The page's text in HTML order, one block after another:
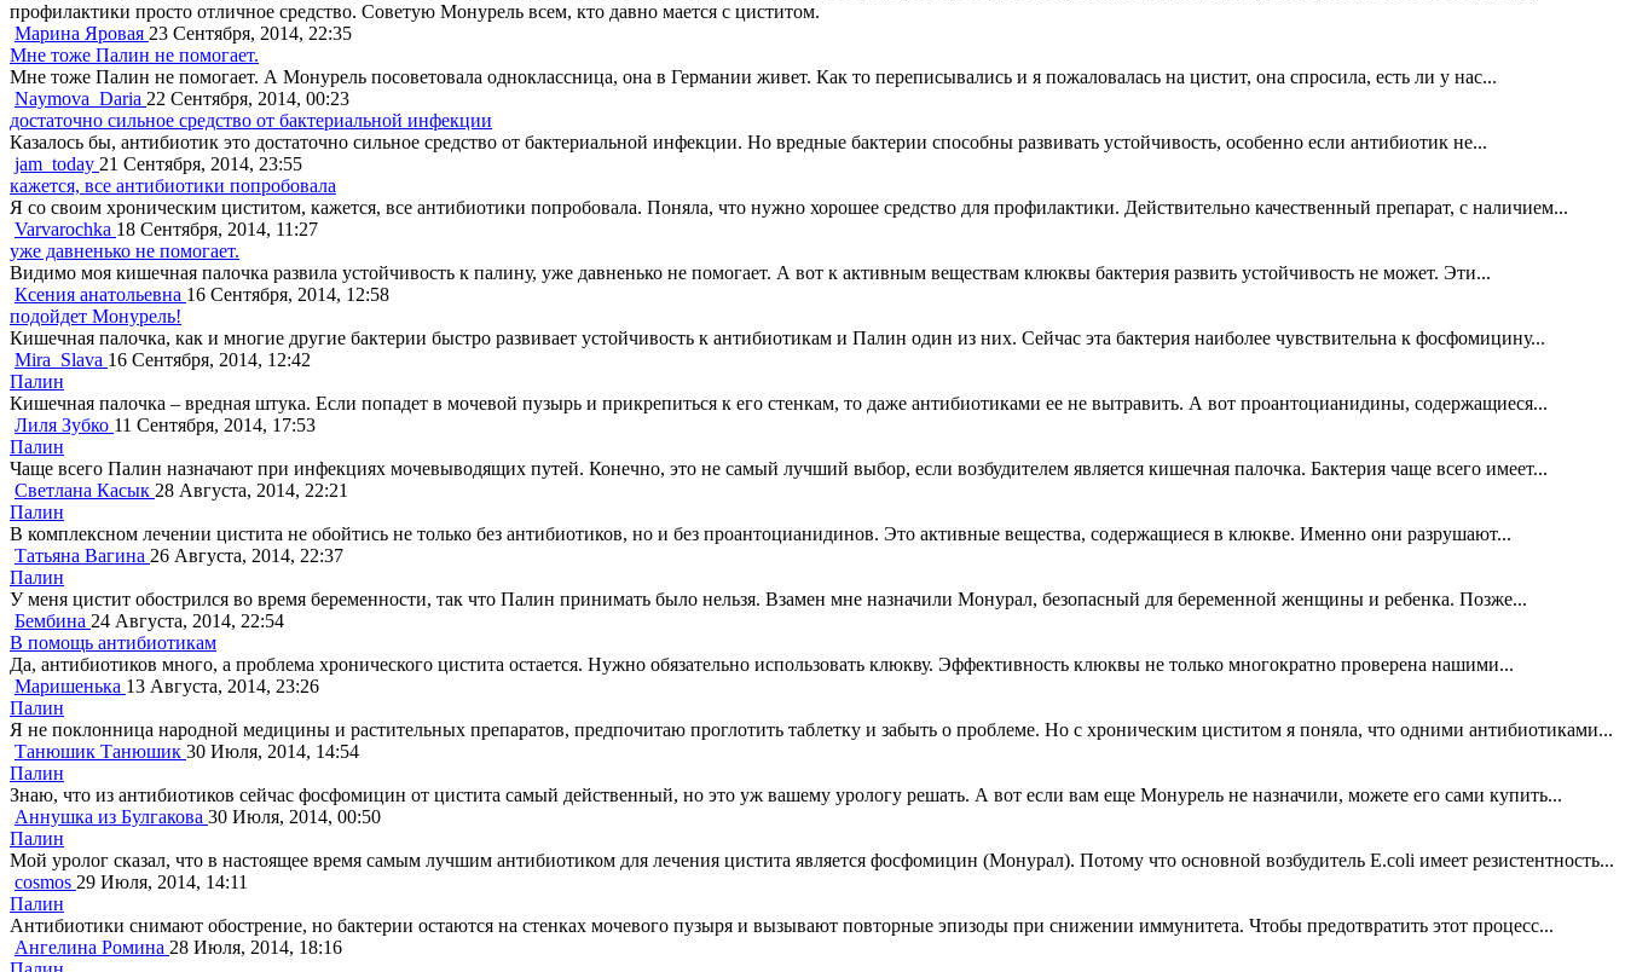
профилактики просто отличное средство. Советую Монурель всем, кто давно мается с циститом.
Марина Яровая 23 Сентября, 2014, 22:35
Мне тоже Палин не помогает.
Мне тоже Палин не помогает. А Монурель посоветовала одноклассница, она в Германии живет. Как то переписывались и я пожаловалась на цистит, она спросила, есть ли у нас...
Naymova_Daria 22 Сентября, 2014, 00:23
достаточно сильное средство от бактериальной инфекции
Казалось бы, антибиотик это достаточно сильное средство от бактериальной инфекции. Но вредные бактерии способны развивать устойчивость, особенно если антибиотик не...
jam_today 21 Сентября, 2014, 23:55
кажется, все антибиотики попробовала
Я со своим хроническим циститом, кажется, все антибиотики попробовала. Поняла, что нужно хорошее средство для профилактики. Действительно качественный препарат, с наличием...
Varvarochka 18 Сентября, 2014, 11:27
уже давненько не помогает.
Видимо моя кишечная палочка развила устойчивость к палину, уже давненько не помогает. А вот к активным веществам клюквы бактерия развить устойчивость не может. Эти...
Ксения анатольевна 16 Сентября, 2014, 12:58
подойдет Монурель!
Кишечная палочка, как и многие другие бактерии быстро развивает устойчивость к антибиотикам и Палин один из них. Сейчас эта бактерия наиболее чувствительна к фосфомицину...
Mira_Slava 16 Сентября, 2014, 12:42
Палин
Кишечная палочка – вредная штука. Если попадет в мочевой пузырь и прикрепиться к его стенкам, то даже антибиотиками ее не вытравить. А вот проантоцианидины, содержащиеся...
Лиля Зубко 11 Сентября, 2014, 17:53
Палин
Чаще всего Палин назначают при инфекциях мочевыводящих путей. Конечно, это не самый лучший выбор, если возбудителем является кишечная палочка. Бактерия чаще всего имеет...
Светлана Касык 28 Августа, 2014, 22:21
Палин
В комплексном лечении цистита не обойтись не только без антибиотиков, но и без проантоцианидинов. Это активные вещества, содержащиеся в клюкве. Именно они разрушают...
Татьяна Вагина 26 Августа, 2014, 22:37
Палин
У меня цистит обострился во время беременности, так что Палин принимать было нельзя. Взамен мне назначили Монурал, безопасный для беременной женщины и ребенка. Позже...
Бембина 24 Августа, 2014, 22:54
В помощь антибиотикам
Да, антибиотиков много, а проблема хронического цистита остается. Нужно обязательно использовать клюкву. Эффективность клюквы не только многократно проверена нашими...
Маришенька 13 Августа, 2014, 23:26
Палин
Я не поклонница народной медицины и растительных препаратов, предпочитаю проглотить таблетку и забыть о проблеме. Но с хроническим циститом я поняла, что одними антибиотиками...
Танюшик Танюшик 30 Июля, 2014, 14:54
Палин
Знаю, что из антибиотиков сейчас фосфомицин от цистита самый действенный, но это уж вашему урологу решать. А вот если вам еще Монурель не назначили, можете его сами купить...
Аннушка из Булгакова 30 Июля, 2014, 00:50
Палин
Мой уролог сказал, что в настоящее время самым лучшим антибиотиком для лечения цистита является фосфомицин (Монурал). Потому что основной возбудитель E.coli имеет резистентность...
cosmos 29 Июля, 2014, 14:11
Палин
Антибиотики снимают обострение, но бактерии остаются на стенках мочевого пузыря и вызывают повторные эпизоды при снижении иммунитета. Чтобы предотвратить этот процесс...
Ангелина Ромина 28 Июля, 2014, 18:16